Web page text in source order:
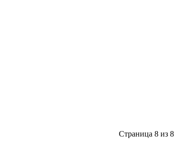
Страница 8 из 8